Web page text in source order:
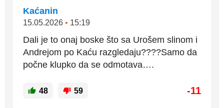
Kaćanin
15.05.2026 • 15:19
Dali je to onaj boske što sa Urošem slinom i
Andrejom po Kaću razgledaju????Samo da
počne klupko da se odmotava….
48 59 -11